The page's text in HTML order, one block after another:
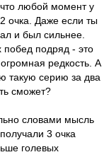
любой момент у
очка. Даже если ты
и был сильнее.
побед подряд - это
редкость. А
такую серию за два
сможет?
словами мысль
3 очка
голевых